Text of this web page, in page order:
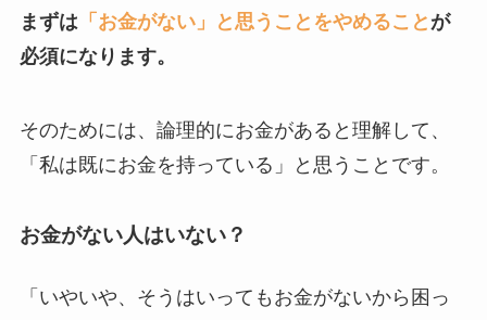
まずは「お金がない」と思うことをやめること が
必須になります。
そのためには、論理的にお金があると理解して、
「私は既にお金を持っている」と思うことです。
お金がない人はいない？
「いやいや、そうはいってもお金がないから困っ